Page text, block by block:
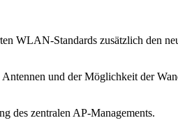
Standards zusätzlich den
und der Möglichkeit der
des zentralen AP-Managements.